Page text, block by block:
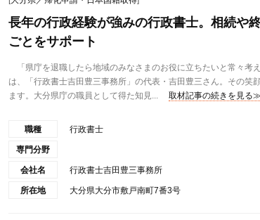
長年の行政経験が強みの行政書士。相続や
ごとをサポート
「県庁を退職したら地域のみなさまのお役に立ちたいと常々考
は、「行政書士吉田豊三事務所」の代表・吉田豊三さん。その笑
ます。大分県庁の職員として得た知見...
取材記事の続きを見る≫
職種 行政書士
専門分野
会社名 行政書士吉田豊三事務所
所在地 大分県大分市敷戸南町7番3号